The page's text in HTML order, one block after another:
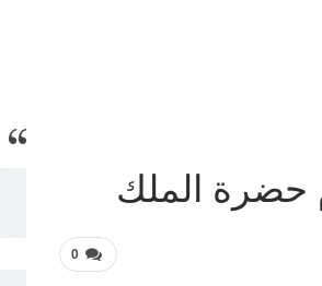
حضرة الملك
0